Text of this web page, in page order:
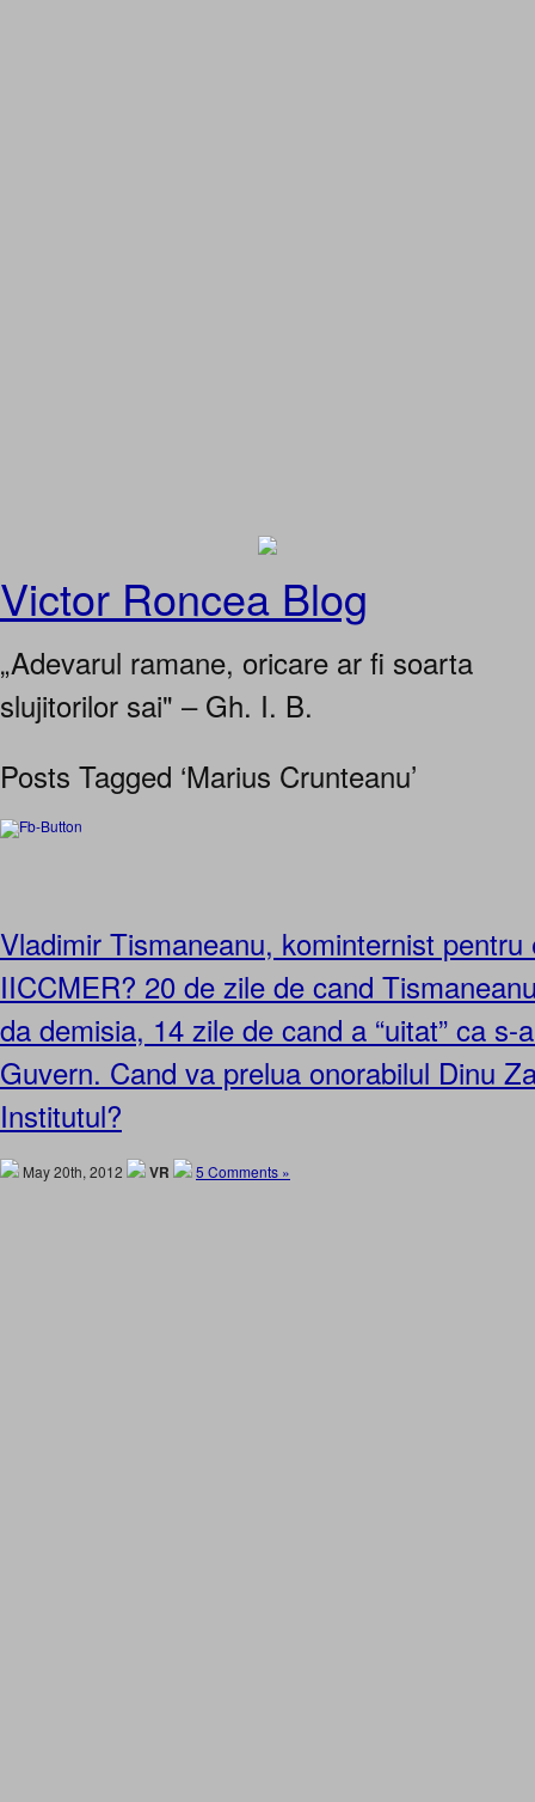
Victor Roncea Blog
„Adevarul ramane, oricare ar fi soarta
slujitorilor sai" – Gh. I. B.
Posts Tagged ‘Marius Crunteanu’
Vladimir Tismaneanu, kominternist pentru
IICCMER? 20 de zile de cand
da demisia, 14 zile de cand a “uitat” ca s-
Guvern. Cand va prelua onorabilul Dinu
Institutul?
May 20th, 2012 VR 5 Comments »